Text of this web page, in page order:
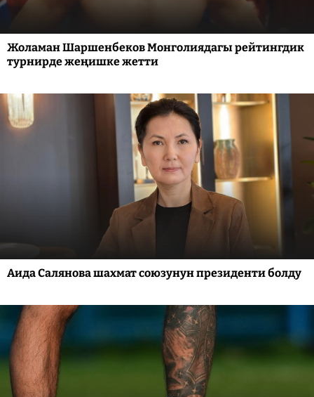
Жоламан Шаршенбеков Монголиядагы рейтингдик
турнирде жеңишке жетти
Аида Салянова шахмат союзунун президенти болду